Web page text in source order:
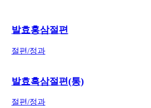
발효홍삼절편
절편/정과
발효흑삼절편(통)
절편/정과